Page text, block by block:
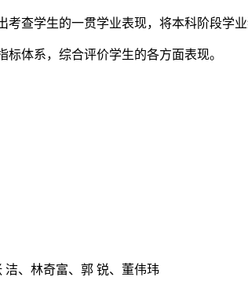
考查学生的一贯学业表现，将本科阶段学
体系，综合评价学生的各方面表现。
洁、林奇富、郭 锐、董伟玮